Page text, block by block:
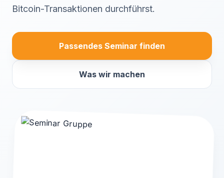
Bitcoin-Transaktionen durchführst.
Passendes Seminar finden
Was wir machen